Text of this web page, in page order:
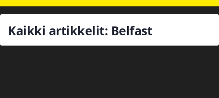
Kaikki artikkelit: Belfast